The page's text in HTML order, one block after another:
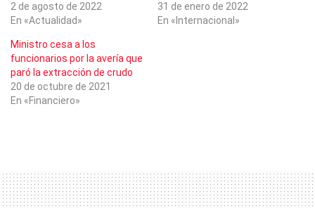
2 de agosto de 2022
En «Actualidad»
31 de enero de 2022
En «Internacional»
Ministro cesa a los
funcionarios por la avería que
paró la extracción de crudo
20 de octubre de 2021
En «Financiero»